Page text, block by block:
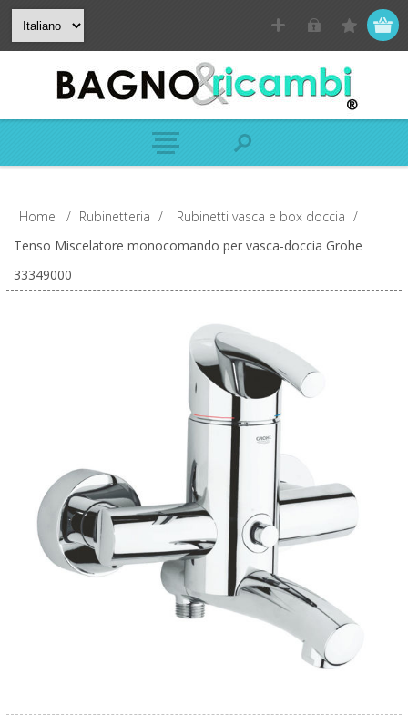
Home / Rubinetteria / Rubinetti vasca e box doccia /
Tenso Miscelatore monocomando per vasca-doccia Grohe
33349000